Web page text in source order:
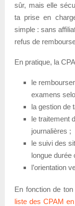
sûr, mais elle
ta prise en
simple : sans
refus de
En pratique, la
le
examens
la gestion de
le traitement
journalières ;
le suivi des
longue durée
l’orientation
En fonction de
liste des CPAM